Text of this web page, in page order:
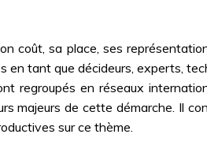
coût, sa place, ses
tant que décideurs, experts,
regroupés en réseaux
majeurs de cette démarche. Il
sur ce thème.